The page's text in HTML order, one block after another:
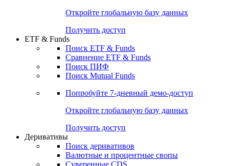
Откройте глобальную базу данных
Получить доступ
ETF & Funds
Поиск ETF & Funds
Сравнение ETF & Funds
Поиск ПИФ
Поиск Mutual Funds
Попробуйте 7-дневный демо-доступ
Откройте глобальную базу данных
Получить доступ
Деривативы
Поиск деривативов
Валютные и процентные свопы
Суверенные CDS